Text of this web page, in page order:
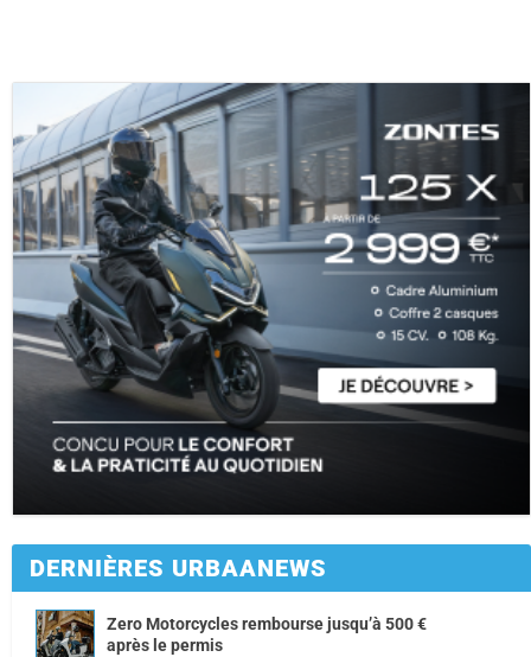
DERNIÈRES URBAANEWS
Zero Motorcycles rembourse jusqu’à 500 €
après le permis